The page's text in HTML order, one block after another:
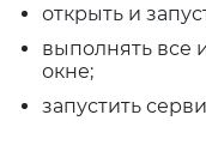
открыть и
выполнять все
окне;
запустить